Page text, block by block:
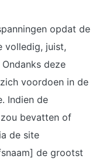
opdat de
volledig, juist,
deze
voordoen in de
Indien de
bevatten of
de site
de grootst